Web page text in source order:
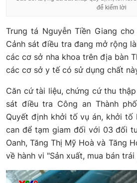
để kiếm lời
Trung tá Nguyễn Tiền Giang
Cảnh sát điều tra đang mở rộng
các cơ sở nha khoa trên địa bàn
các cơ sở y tế có sử dụng chất
Căn cứ tài liệu, chứng cứ thu
sát điều tra Công an Thành
Quyết định khởi tố vụ án, khởi tố
can để tạm giam đối với 03 đối
Oanh, Tăng Thị Mỹ Hoà và Tăng
về hành vi "Sản xuất, mua bán